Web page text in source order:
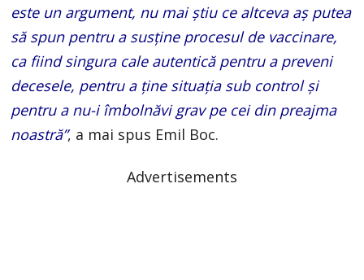
este un argument, nu mai știu ce altceva aș putea
să spun pentru a susține procesul de vaccinare,
ca fiind singura cale autentică pentru a preveni
decesele, pentru a ține situația sub control și
pentru a nu-i îmbolnăvi grav pe cei din preajma
noastră”, a mai spus Emil Boc.
Advertisements